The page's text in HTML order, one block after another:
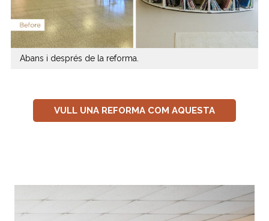
Abans i després de la reforma.
VULL UNA REFORMA COM AQUESTA